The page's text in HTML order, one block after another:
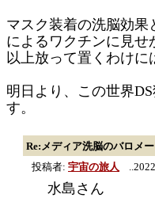
マスク装着の洗脳効
によるワクチンに見
以上放って置くわけに
明日より、この世界
す。
Re:メディア洗脳のバロメ
投稿者: 宇宙の旅人
水島さん